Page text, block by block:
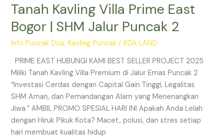
Tanah Kavling Villa Prime East
Bogor | SHM Jalur Puncak 2
Info Puncak Dua,Kavling Puncak /RDA LAND
PRIME EAST HUBUNGI KAMI BEST SELLER PROJECT 2025
Miliki Tanah Kavling Villa Premium di Jalur Emas Puncak 2
“Investasi Cerdas dengan Capital Gain Tinggi, Legalitas
SHM Aman, dan Pemandangan Alam yang Menenangkan
Jiwa.” AMBIL PROMO SPESIAL HARI INI Apakah Anda Lelah
dengan Hiruk Pikuk Kota? Macet, polusi, dan stres setiap
hari membuat kualitas hidup